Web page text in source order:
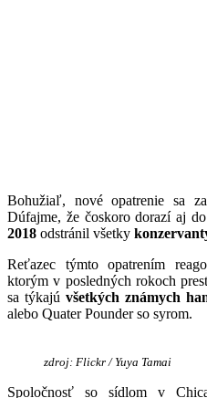
Bohužiaľ, nové opatrenie sa
Dúfajme, že čoskoro dorazí aj
2018 odstránil všetky
Reťazec týmto opatrením
ktorým v posledných rokoch
sa týkajú všetkých známych
alebo Quater Pounder so syrom.
zdroj: Flickr / Yuya Tamai
Spoločnosť so sídlom v